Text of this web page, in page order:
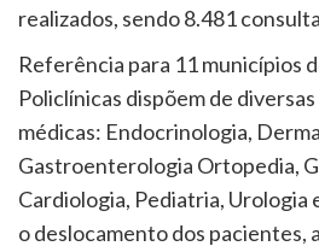
realizados, sendo 8.481
Referência para 11 municípios
Policlínicas dispõem de
médicas: Endocrinologia,
Gastroenterologia Ortopedia,
Cardiologia, Pediatria, Urologia
o deslocamento dos pacientes,